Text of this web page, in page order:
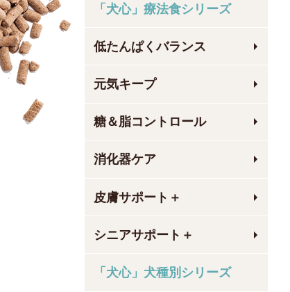
「犬心」療法食シリーズ
低たんぱくバランス
元気キープ
糖＆脂コントロール
消化器ケア
皮膚サポート＋
シニアサポート＋
「犬心」犬種別シリーズ